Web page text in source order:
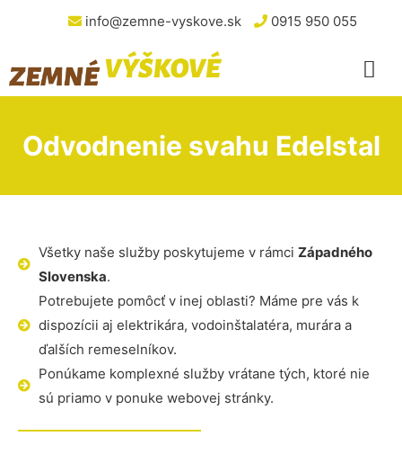
info@zemne-vyskove.sk 0915 950 055
Odvodnenie svahu Edelstal
Všetky naše služby poskytujeme v rámci Západného
Slovenska.
Potrebujete pomôcť v inej oblasti? Máme pre vás k
dispozícii aj elektrikára, vodoinštalatéra, murára a
ďalších remeselníkov.
Ponúkame komplexné služby vrátane tých, ktoré nie
sú priamo v ponuke webovej stránky.